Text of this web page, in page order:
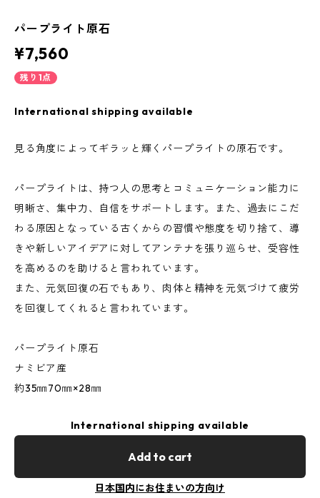
パープライト原石
¥7,560
残り1点
International shipping available
見る角度によってギラッと輝くパープライトの原石です。
パープライトは、持つ人の思考とコミュニケーション能力に
明晰さ、集中力、自信をサポートします。また、過去にこだ
わる原因となっている古くからの習慣や態度を切り捨て、導
きや新しいアイデアに対してアンテナを張り巡らせ、受容性
を高めるのを助けると言われています。
また、元気回復の石でもあり、肉体と精神を元気づけて疲労
を回復してくれると言われています。
パープライト原石
ナミビア産
約35㎜70㎜×28㎜
International shipping available
Add to cart
日本国内にお住まいの方向け